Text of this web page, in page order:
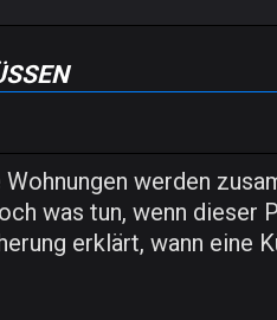
werden
was tun, wenn dieser
erklärt, wann eine